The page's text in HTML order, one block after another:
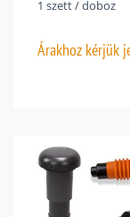
1 szett / doboz
Árakhoz kérjük